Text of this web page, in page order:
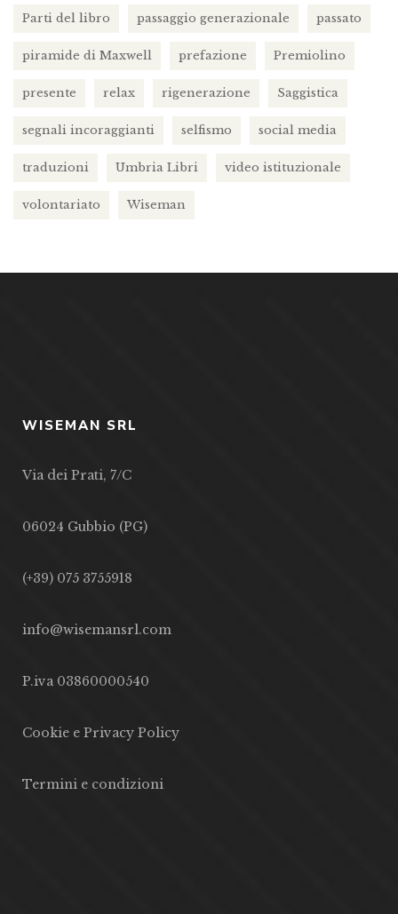
Parti del libro passaggio generazionale passato
piramide di Maxwell prefazione Premiolino
presente relax rigenerazione Saggistica
segnali incoraggianti selfismo social media
traduzioni Umbria Libri video istituzionale
volontariato Wiseman
WISEMAN SRL
Via dei Prati, 7/C
06024 Gubbio (PG)
(+39) 075 3755918
info@wisemansrl.com
P.iva 03860000540
Cookie e Privacy Policy
Termini e condizioni